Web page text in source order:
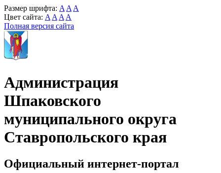
Размер шрифта: A A A
Цвет сайта: A A A A
Полная версия сайта
Администрация
Шпаковского
муниципального округа
Ставропольского края
Официальный интернет-портал